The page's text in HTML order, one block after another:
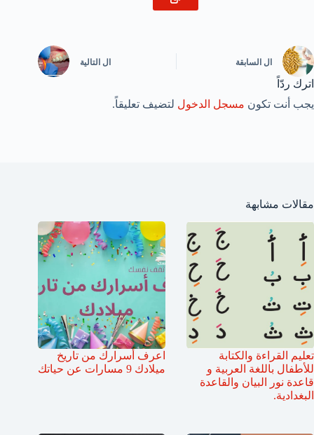
ال السابقة ال التالية
اترك ردّاً
يجب أنت تكون مسجل الدخول لتضيف تعليقاً.
مقالات مشابهة
تعليم القراءة والكتابة
للأطفال باللغة العربية و
قاعدة نور البيان والقاعدة
البغدادية.
اعرف أسرارك من تاريخ
ميلادك 9 مسارات عن حياتك